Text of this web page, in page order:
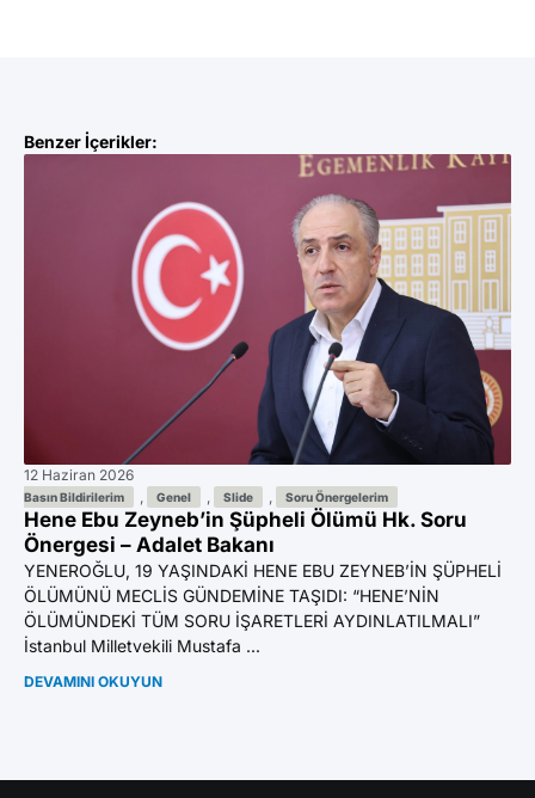
Benzer İçerikler:
12 Haziran 2026
Basın Bildirilerim Genel Slide Soru Önergelerim
Hene Ebu Zeyneb’in Şüpheli Ölümü Hk. Soru
Önergesi – Adalet Bakanı
YENEROĞLU, 19 YAŞINDAKİ HENE EBU ZEYNEB’İN ŞÜPHELİ
ÖLÜMÜNÜ MECLİS GÜNDEMİNE TAŞIDI: “HENE’NİN
ÖLÜMÜNDEKİ TÜM SORU İŞARETLERİ AYDINLATILMALI”
İstanbul Milletvekili Mustafa ...
DEVAMINI OKUYUN